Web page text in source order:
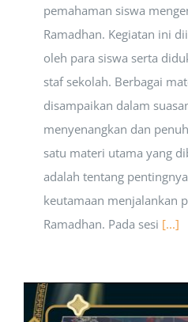
pemahaman siswa
Ramadhan. Kegiatan ini
oleh para siswa serta
staf sekolah. Berbagai
disampaikan dalam
menyenangkan dan
satu materi utama yang
adalah tentang
keutamaan menjalankan
Ramadhan. Pada sesi [...]